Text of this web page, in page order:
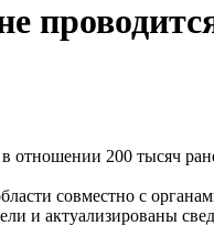
отношении 200 тысяч
совместно с
и актуализированы